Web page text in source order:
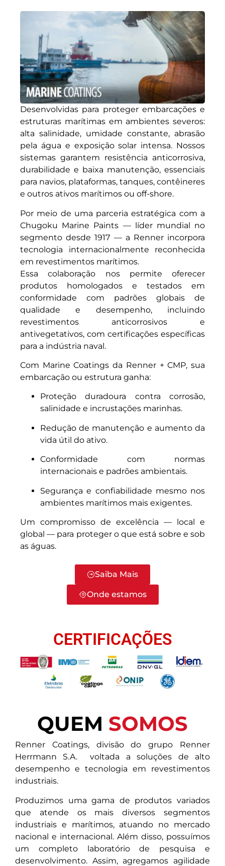
Desenvolvidas para proteger embarcações e
estruturas marítimas em ambientes severos:
alta salinidade, umidade constante, abrasão
pela água e exposição solar intensa. Nossos
sistemas garantem resistência anticorrosiva,
durabilidade e baixa manutenção, essenciais
para navios, plataformas, tanques, contêineres
e outros ativos marítimos ou off-shore.
Por meio de uma parceria estratégica com a
Chugoku Marine Paints — líder mundial no
segmento desde 1917 — a Renner incorpora
tecnologia internacionalmente reconhecida
em revestimentos marítimos.
Essa colaboração nos permite oferecer
produtos homologados e testados em
conformidade com padrões globais de
qualidade e desempenho, incluindo
revestimentos anticorrosivos e
antivegetativos, com certificações específicas
para a indústria naval.
Com Marine Coatings da Renner + CMP, sua
embarcação ou estrutura ganha:
Proteção duradoura contra corrosão,
salinidade e incrustações marinhas.
Redução de manutenção e aumento da
vida útil do ativo.
Conformidade com normas
internacionais e padrões ambientais.
Segurança e confiabilidade mesmo nos
ambientes marítimos mais exigentes.
Um compromisso de excelência — local e
global — para proteger o que está sobre e sob
as águas.
Saiba Mais
Onde estamos
CERTIFICAÇÕES
QUEM SOMOS
Renner Coatings, divisão do grupo Renner
Herrmann S.A. voltada a soluções de alto
desempenho e tecnologia em revestimentos
industriais.
Produzimos uma gama de produtos variados
que atende os mais diversos segmentos
industriais e marítimos, atuando no mercado
nacional e internacional. Além disso, possuímos
um completo laboratório de pesquisa e
desenvolvimento. Assim, agregamos agilidade